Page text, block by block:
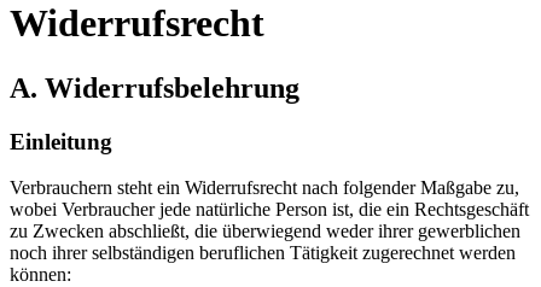
Widerrufsrecht
A. Widerrufsbelehrung
Einleitung
Verbrauchern steht ein Widerrufsrecht nach folgender Maßgabe zu,
wobei Verbraucher jede natürliche Person ist, die ein Rechtsgeschäft
zu Zwecken abschließt, die überwiegend weder ihrer gewerblichen
noch ihrer selbständigen beruflichen Tätigkeit zugerechnet werden
können: